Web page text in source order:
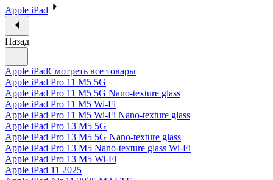
Apple iPad
Назад
Apple iPadСмотреть все товары
Apple iPad Pro 11 M5 5G
Apple iPad Pro 11 M5 5G Nano-texture glass
Apple iPad Pro 11 M5 Wi-Fi
Apple iPad Pro 11 M5 Wi-Fi Nano-texture glass
Apple iPad Pro 13 M5 5G
Apple iPad Pro 13 M5 5G Nano-texture glass
Apple iPad Pro 13 M5 Nano-texture glass Wi-Fi
Apple iPad Pro 13 M5 Wi-Fi
Apple iPad 11 2025